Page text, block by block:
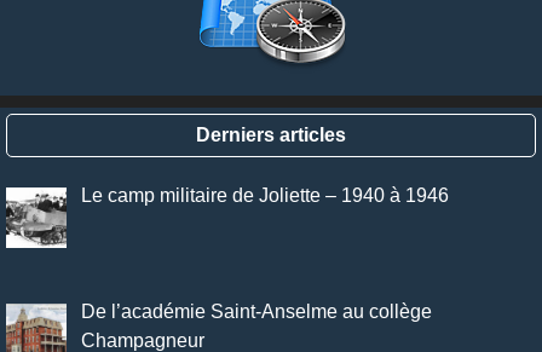
Derniers articles
Le camp militaire de Joliette – 1940 à 1946
De l’académie Saint-Anselme au collège
Champagneur